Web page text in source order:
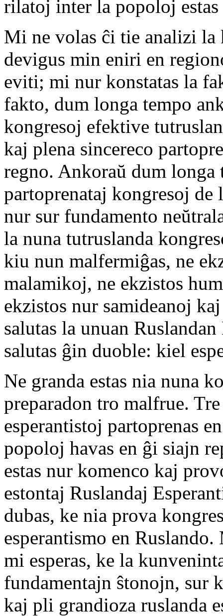
rilatoj inter la popoloj
Mi ne volas ĉi tie analizi
devigus min eniri en
eviti; mi nur konstatas la
fakto, dum longa tempo
kongresoj efektive
kaj plena sincereco
regno. Ankoraŭ dum
partoprenataj kongresoj
nur sur fundamento
la nuna tutruslanda
kiu nun malfermiĝas, ne
malamikoj, ne ekzistos
ekzistos nur samideanoj
salutas la unuan
salutas ĝin duoble: kiel
Ne granda estas nia nuna
preparadon tro malfrue.
esperantistoj partoprenas
popoloj havas en ĝi siajn
estas nur komenco kaj
estontaj Ruslandaj
dubas, ke nia prova
esperantismo en
mi esperas, ke la
fundamentajn ŝtonojn, sur
kaj pli grandioza ruslanda